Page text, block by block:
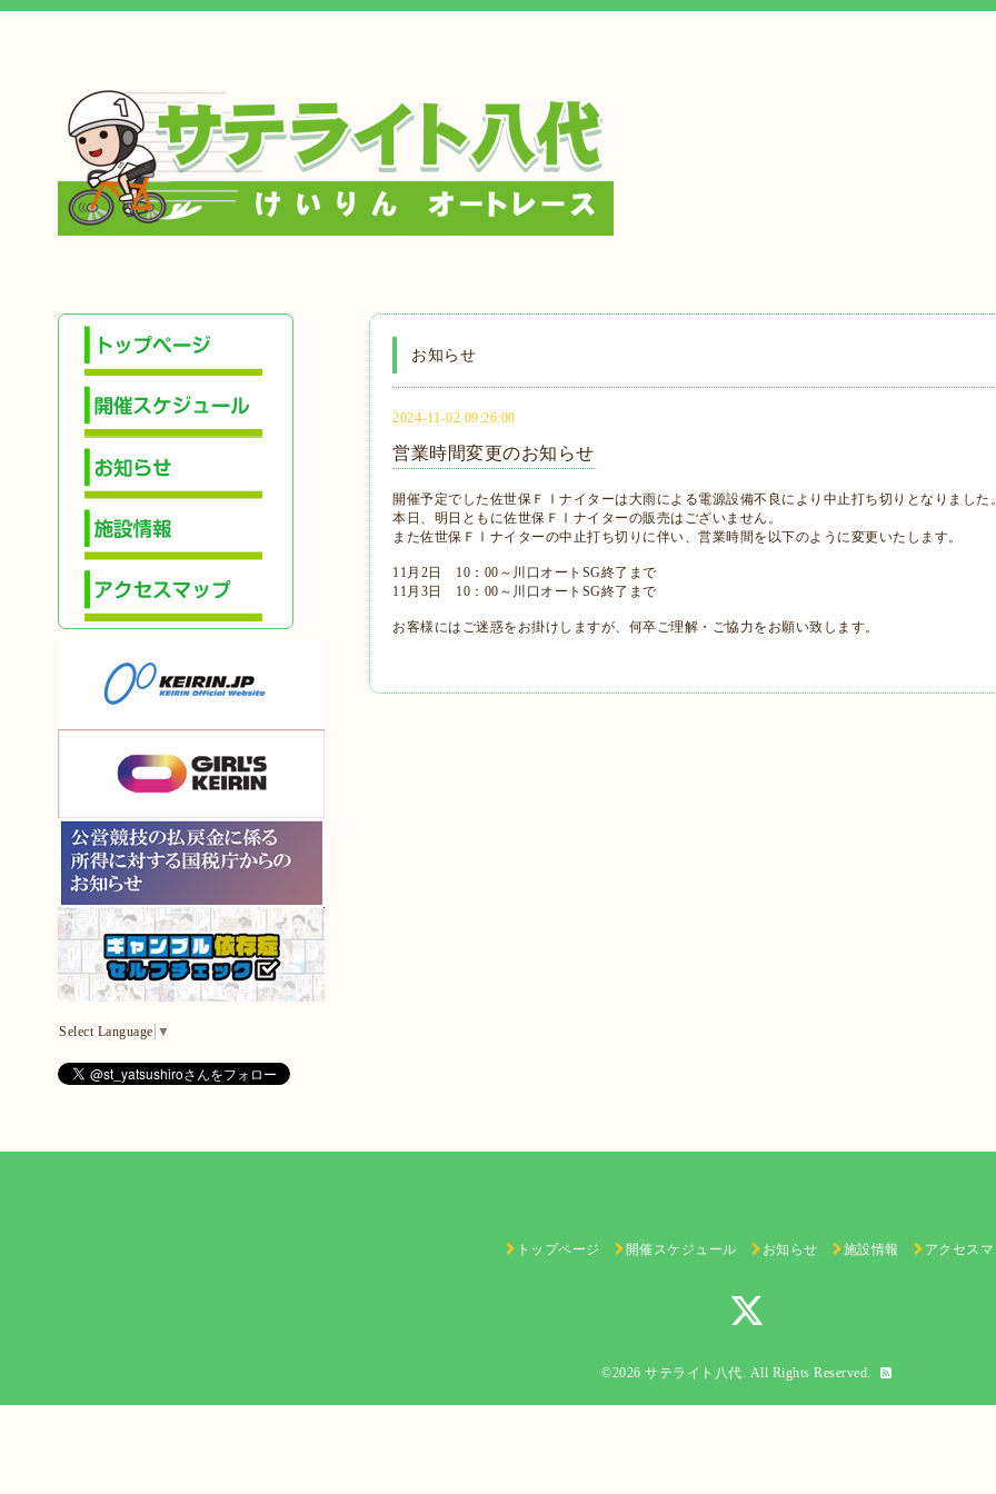
お知らせ
2024-11-02 09:26:00
営業時間変更のお知らせ
開催予定でした佐世保ＦⅠナイターは大雨による電源設備不良により中止打ち切りとなりました
本日、明日ともに佐世保ＦⅠナイターの販売はございません。
また佐世保ＦⅠナイターの中止打ち切りに伴い、営業時間を以下のように変更いたします。
11月2日 10：00～川口オートSG終了まで
11月3日 10：00～川口オートSG終了まで
お客様にはご迷惑をお掛けしますが、何卒ご理解・ご協力をお願い致します。
Select Language ▼
トップページ 開催スケジュール お知らせ 施設情報 アクセス
©2026サテライト八代. All Rights Reserved.